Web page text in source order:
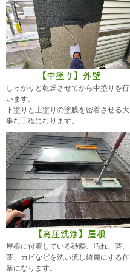
【中塗り】外壁
しっかりと乾燥させてから中塗りを行
います。
下塗りと上塗りの塗膜を密着させる大
事な工程になります。
【高圧洗浄】屋根
屋根に付着している砂塵、汚れ、苔、
藻、カビなどを洗い流し綺麗にする作
業になります。